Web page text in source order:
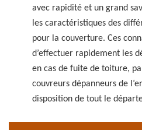
avec rapidité et un grand
les caractéristiques des
pour la couverture. Ces
d’effectuer rapidement les
en cas de fuite de toiture,
couvreurs dépanneurs de
disposition de tout le